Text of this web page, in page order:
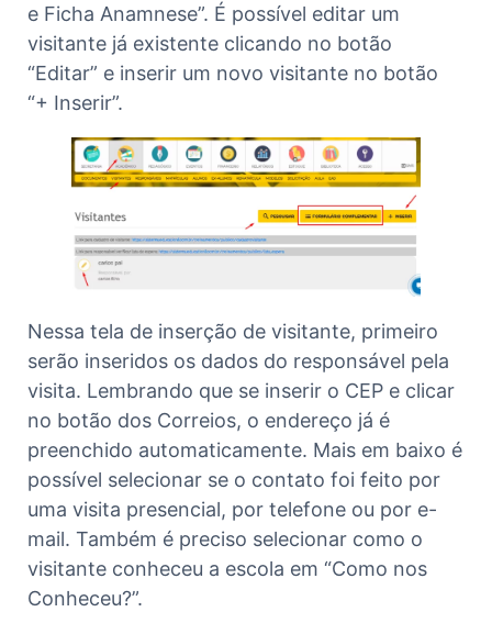
e Ficha Anamnese”. É possível editar um
visitante já existente clicando no botão
“Editar” e inserir um novo visitante no botão
“+ Inserir”.
Nessa tela de inserção de visitante, primeiro
serão inseridos os dados do responsável pela
visita. Lembrando que se inserir o CEP e clicar
no botão dos Correios, o endereço já é
preenchido automaticamente. Mais em baixo é
possível selecionar se o contato foi feito por
uma visita presencial, por telefone ou por e-
mail. Também é preciso selecionar como o
visitante conheceu a escola em “Como nos
Conheceu?”.